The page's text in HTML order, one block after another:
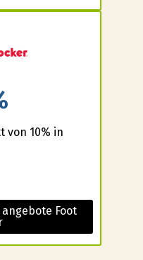
von 10% in
Foot